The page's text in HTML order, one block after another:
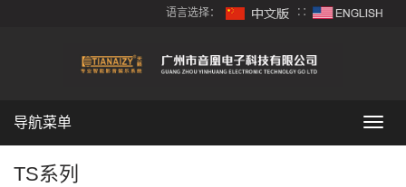
语言选择： ∷
导
导航菜单
TS系列